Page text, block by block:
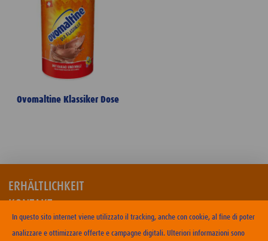
Ovomaltine Klassiker Dose
ERHÄLTLICHKEIT
KONTAKT
NUTZUNGSBEDINGUNGEN
In questo sito internet viene utilizzato il tracking, anche con cookie, al fine di poter
analizzare e ottimizzare offerte e campagne digitali. Ulteriori informazioni sono